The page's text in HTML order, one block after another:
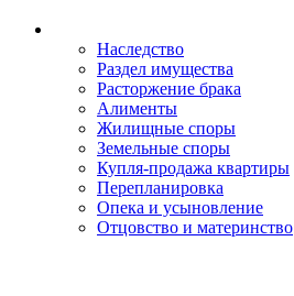
Наследство
Раздел имущества
Расторжение брака
Алименты
Жилищные споры
Земельные споры
Купля-продажа квартиры
Перепланировка
Опека и усыновление
Отцовство и материнство